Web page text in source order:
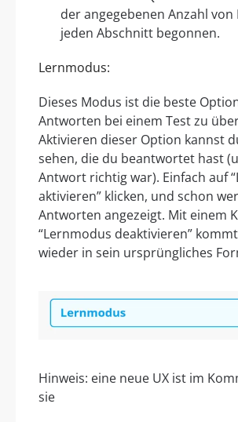
der angegebenen Anzahl von
jeden Abschnitt begonnen.
Lernmodus:
Dieses Modus ist die beste
Antworten bei einem Test zu
Aktivieren dieser Option kannst
sehen, die du beantwortet hast
Antwort richtig war). Einfach auf
aktivieren” klicken, und schon
Antworten angezeigt. Mit einem
“Lernmodus deaktivieren”
wieder in sein ursprüngliches
Hinweis: eine neue UX ist im
sie